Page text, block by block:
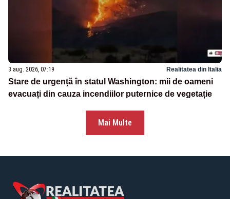
3 aug. 2026, 07:19 Realitatea din Italia
Stare de urgență în statul Washington: mii de oameni
evacuați din cauza incendiilor puternice de vegetație
Mai Multe